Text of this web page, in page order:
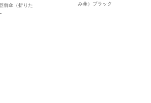
雨傘（折りた
み傘）ブラック